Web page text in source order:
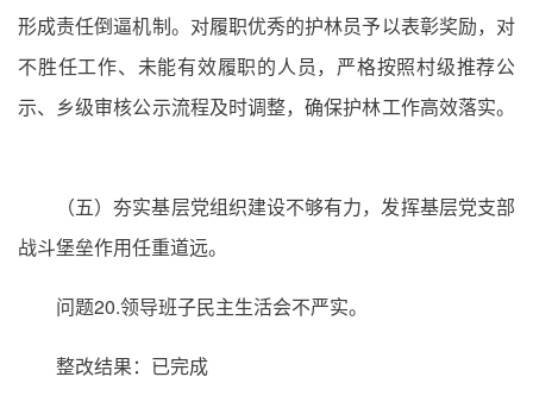
形成责任倒逼机制。对履职优秀的护林员予以表彰奖励，对
不胜任工作、未能有效履职的人员，严格按照村级推荐公
示、乡级审核公示流程及时调整，确保护林工作高效落实。
（五）夯实基层党组织建设不够有力，发挥基层党支部
战斗堡垒作用任重道远。
问题20.领导班子民主生活会不严实。
整改结果：已完成